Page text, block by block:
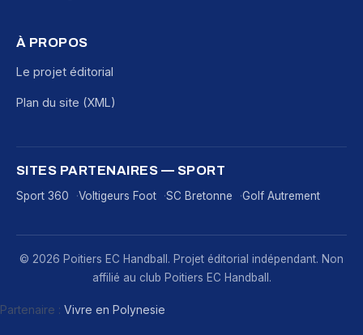
À PROPOS
Le projet éditorial
Plan du site (XML)
SITES PARTENAIRES — SPORT
Sport 360 Voltigeurs Foot SC Bretonne Golf Autrement
© 2026 Poitiers EC Handball. Projet éditorial indépendant. Non
affilié au club Poitiers EC Handball.
Partenaire : Vivre en Polynesie